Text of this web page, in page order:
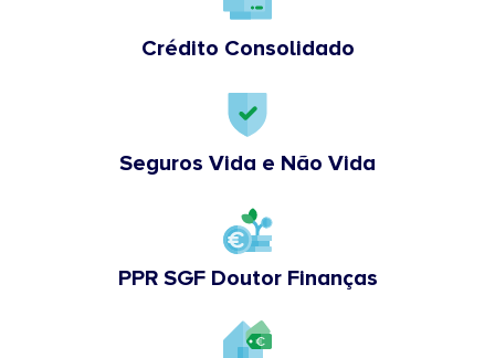
Crédito Consolidado
Seguros Vida e Não Vida
PPR SGF Doutor Finanças